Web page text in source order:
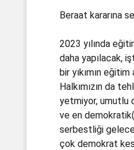
Beraat kararına
2023 yılında
daha yapılacak,
bir yıkımın
Halkımızın da
yetmiyor, umutlu
ve en
serbestliği
çok demokrat